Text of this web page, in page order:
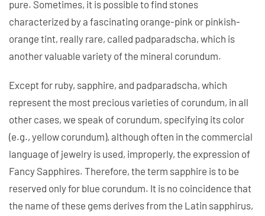
pure. Sometimes, it is possible to find stones
characterized by a fascinating orange-pink or pinkish-
orange tint, really rare, called padparadscha, which is
another valuable variety of the mineral corundum.
Except for ruby, sapphire, and padparadscha, which
represent the most precious varieties of corundum, in all
other cases, we speak of corundum, specifying its color
(e.g., yellow corundum), although often in the commercial
language of jewelry is used, improperly, the expression of
Fancy Sapphires. Therefore, the term sapphire is to be
reserved only for blue corundum. It is no coincidence that
the name of these gems derives from the Latin sapphirus,